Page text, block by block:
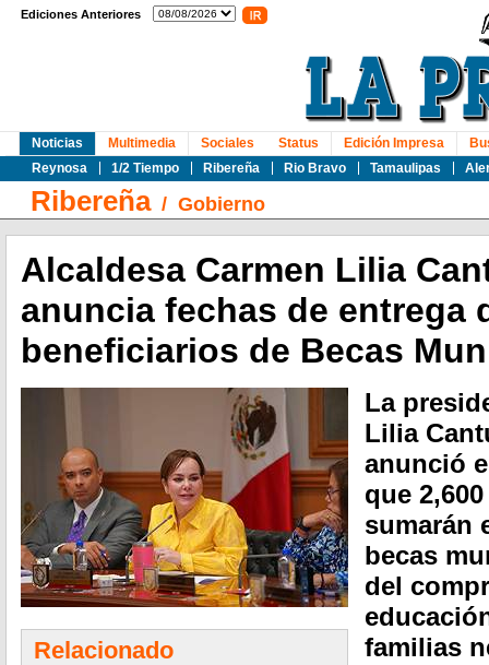
Ediciones Anteriores
Noticias
Reynosa
1/2 Tiempo Ribereña Rio Bravo Tamaulipas
Multimedia Sociales Status Edición Impresa
Ribereña/ Gobierno
Alcaldesa Carmen Lilia
anuncia fechas de entrega
beneficiarios de Becas
Relacionado
La
Lilia
anunció
que
sumarán
becas
del
familias